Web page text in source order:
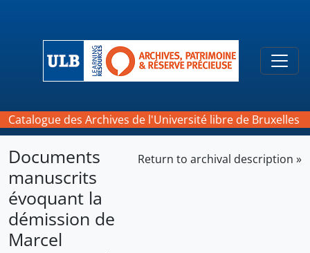
Catalogue des Archives de l'Université libre de Bruxelles
Documents
manuscrits
évoquant la
démission de
Marcel
Return to archival description »